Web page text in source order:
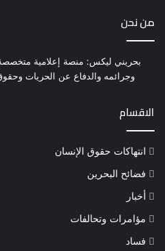
من نحن
بحريني ليكس: منصة إعلامية
وجرائمه والدفاع عن الحريات
الاقسام
انتهاكات حقوق الإنسان
فضائح البحرين
أخبار
مؤامرات وتحالفات
فساد